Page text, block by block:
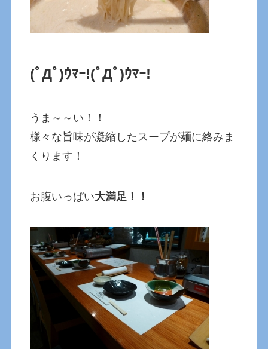
(ﾟДﾟ)ｳﾏｰ!(ﾟДﾟ)ｳﾏｰ!
うま～～い！！
様々な旨味が凝縮したスープが麺に絡みま
くります！
お腹いっぱい大満足！！